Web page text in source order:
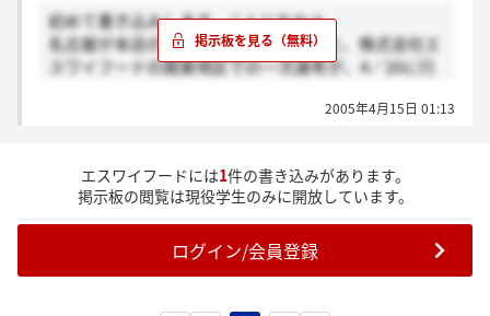
初めて書き込みします。こんにちわ＊
名古屋が本店の「世界の山ちゃん」こと、株式会社エ
スワイフードの関東地区での一次選考が、4／20に行
わからなくて、私はまだ選考会へのエントリーをして
就活を今までほとんどしておらず、今回初めての選
考会となるので、とても不安です・・・どなたかお答
えよろしくお願い致します＊
2005年4月15日 01:13
エスワイフードには1件の書き込みがあります。
掲示板の閲覧は現役学生のみに開放しています。
ログイン/会員登録